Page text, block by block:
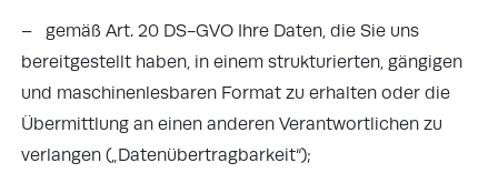
– gemäß Art. 20 DS-GVO Ihre Daten, die Sie uns
bereitgestellt haben, in einem strukturierten, gängigen
und maschinenlesbaren Format zu erhalten oder die
Übermittlung an einen anderen Verantwortlichen zu
verlangen („Datenübertragbarkeit“);